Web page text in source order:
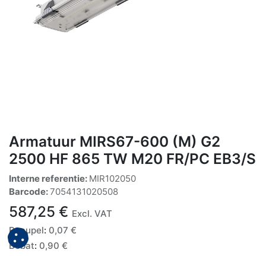
Armatuur MIRS67-600 (M) G2
2500 HF 865 TW M20 FR/PC EB3/S
Interne referentie: MIR102050
Barcode:7054131020508
587,25 € Excl. VAT
Recupel: 0,07 €
Bebat: 0,90 €